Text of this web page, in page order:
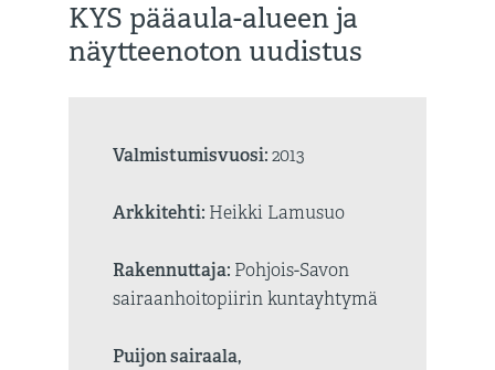
KYS pääaula-alueen ja
näytteenoton uudistus
Valmistumisvuosi: 2013
Arkkitehti: Heikki Lamusuo
Rakennuttaja: Pohjois-Savon
sairaanhoitopiirin kuntayhtymä
Puijon sairaala,